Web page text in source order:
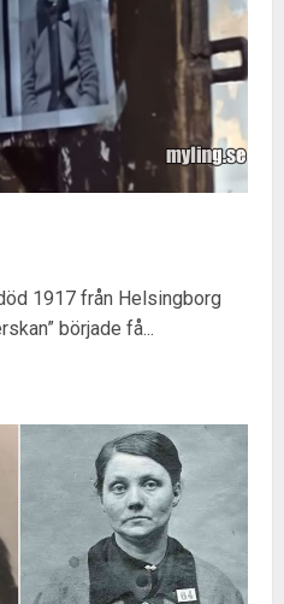
1917 från Helsingborg
började få...